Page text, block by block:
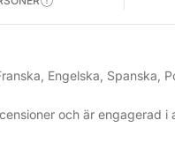
Engelska, Spanska,
och är engagerad i